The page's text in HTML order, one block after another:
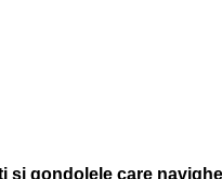
gondolele care